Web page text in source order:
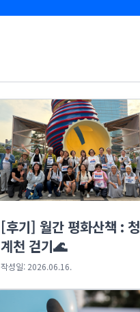
[후기] 월간 평화산책 : 청
계천 걷기🌊
작성일: 2026.06.16.